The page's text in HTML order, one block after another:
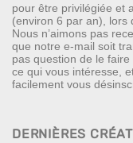
pour être privilégiée et
(environ 6 par an), lors
Nous n’aimons pas
que notre e-mail soit
pas question de le
ce qui vous intéresse,
facilement vous
DERNIÈRES